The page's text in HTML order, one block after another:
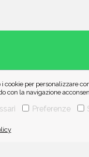
cookie per personalizzare
con la navigazione
Preferenze